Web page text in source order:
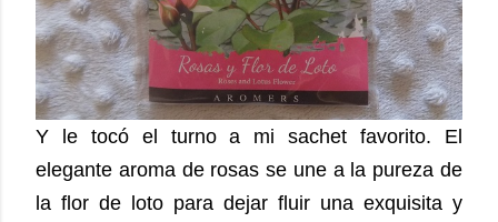
Y le tocó el turno a mi sachet favorito. El
elegante aroma de rosas se une a la pureza de
la flor de loto para dejar fluir una exquisita y